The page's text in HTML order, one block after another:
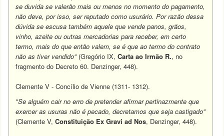
se duvida se valerão mais ou menos no momento do pagamento,
não deve, por isso, ser reputado como usurário. Por razão dessa
dúvida se escusa também aquele que vende panos, grãos,
vinho, azeite ou outras mercadorias para receber, em certo
termo, mais do que então valem, se é que ao termo do contrato
não as tiver vendido"(Gregório IX,Carta ao Irmão R., no
fragmento do Decreto 60. Denzinger, 448).
Clemente V - Concílio de Vienne (1311- 1312).
"Se alguém cair no erro de pretender afirmar pertinazmente que
exercer as usuras não é pecado, decretamos que seja castigado"
(Clemente V,Constituição Ex Gravi ad Nos, Denzinger, 448).